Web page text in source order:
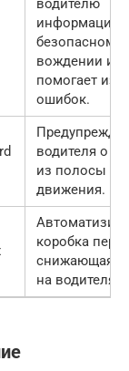
водителю
информацию
безопасном
вождении и
помогает
ошибок.
водителя о
из полосы
движения.
коробка
снижающая
на водителя.